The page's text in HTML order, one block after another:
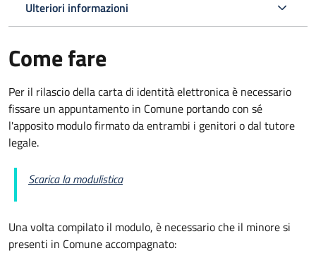
Ulteriori informazioni
Come fare
Per il rilascio della carta di identità elettronica è necessario
fissare un appuntamento in Comune portando con sé
l'apposito modulo firmato da entrambi i genitori o dal tutore
legale.
Scarica la modulistica
Una volta compilato il modulo, è necessario che il minore si
presenti in Comune accompagnato: